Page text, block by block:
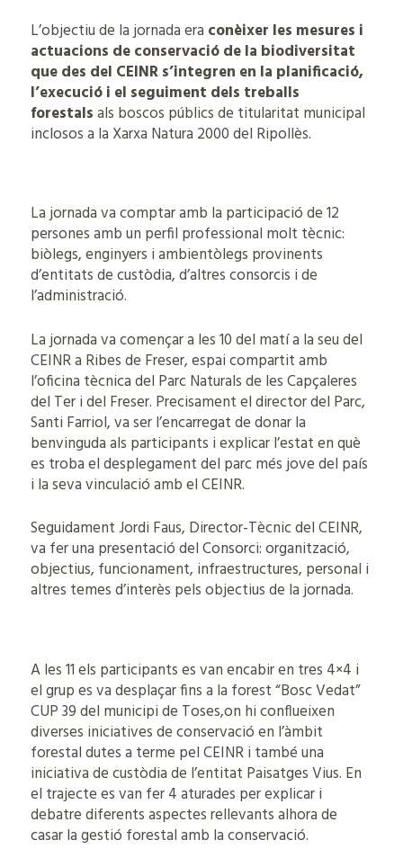
L’objectiu de la jornada era conèixer les mesures i
actuacions de conservació de la biodiversitat
que des del CEINR s’integren en la planificació,
l’execució i el seguiment dels treballs
forestalsals boscos públics de titularitat municipal
inclosos a la Xarxa Natura 2000 del Ripollès.
La jornada va comptar amb la participació de 12
persones amb un perfil professional molt tècnic:
biòlegs, enginyers i ambientòlegs provinents
d’entitats de custòdia, d’altres consorcis i de
l’administració.
La jornada va començar a les 10 del matí a la seu del
CEINR a Ribes de Freser, espai compartit amb
l’oficina tècnica del Parc Naturals de les Capçaleres
del Ter i del Freser. Precisament el director del Parc,
Santi Farriol, va ser l’encarregat de donar la
benvinguda als participants i explicar l’estat en què
es troba el desplegament del parc més jove del país
i la seva vinculació amb el CEINR.
Seguidament Jordi Faus, Director-Tècnic del CEINR,
va fer una presentació del Consorci: organització,
objectius, funcionament, infraestructures, personal i
altres temes d’interès pels objectius de la jornada.
A les 11 els participants es van encabir en tres 4×4 i
el grup es va desplaçar fins a la forest “Bosc Vedat”
CUP 39 del municipi de Toses,on hi conflueixen
diverses iniciatives de conservació en l’àmbit
forestal dutes a terme pel CEINR i també una
iniciativa de custòdia de l’entitat Paisatges Vius. En
el trajecte es van fer 4 aturades per explicar i
debatre diferents aspectes rellevants alhora de
casar la gestió forestal amb la conservació.